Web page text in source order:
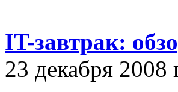
IT-завтрак:
23 декабря 2008